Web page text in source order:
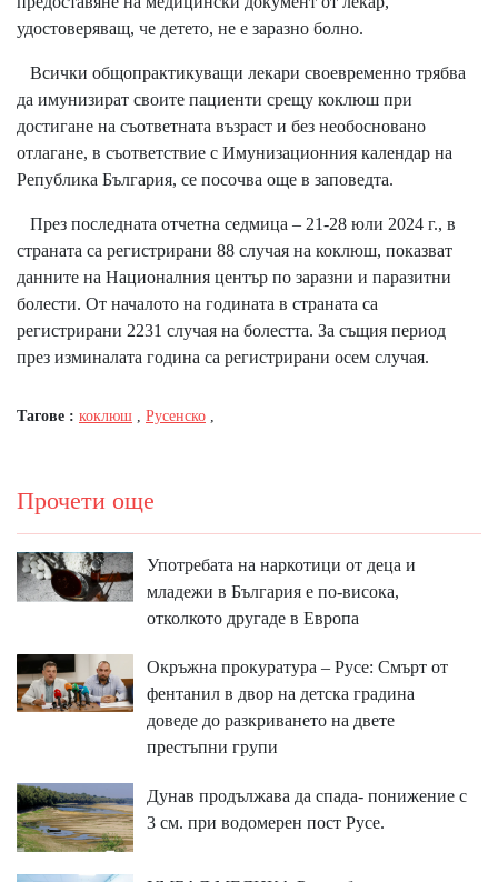
удостоверяващ, че детето, не е заразно болно.
Всички общопрактикуващи лекари своевременно трябва
да имунизират своите пациенти срещу коклюш при
достигане на съответната възраст и без необосновано
отлагане, в съответствие с Имунизационния календар на
Република България, се посочва още в заповедта.
През последната отчетна седмица – 21-28 юли 2024 г., в
страната са регистрирани 88 случая на коклюш, показват
данните на Националния център по заразни и паразитни
болести. От началото на годината в страната са
регистрирани 2231 случая на болестта. За същия период
през изминалата година са регистрирани осем случая.
Тагове : коклюш Русенско
Прочети още
Употребата на наркотици от деца и
младежи в България е по-висока,
отколкото другаде в Европа
Окръжна прокуратура – Русе: Смърт от
фентанил в двор на детска градина
доведе до разкриването на двете
престъпни групи
Дунав продължава да спада- понижение с
3 см. при водомерен пост Русе.